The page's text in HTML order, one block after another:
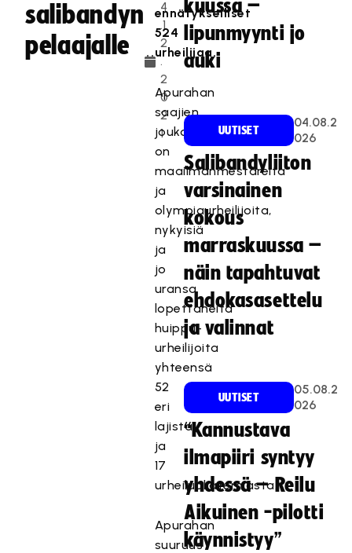
salibandyn
pelaajalle
4
.1
2
.
2
0
2
1
ennätykselliset
524
urheilijaa.
Apurahan
saajien
joukossa
on
maailmanmestareita
ja
olympiaurheilijoita,
nykyisiä
ja
jo
uransa
lopettaneita
huippu-
urheilijoita
yhteensä
52
eri
lajista
ja
17
urheiluakatemiasta.
Apurahan
suuruus
kuussa –
lipunmyynti jo
auki
UUTISET
04.08.2
026
Salibandyliiton
varsinainen
kokous
marraskuussa –
näin tapahtuvat
ehdokasasettelu
ja valinnat
UUTISET
05.08.2
026
“Kannustava
ilmapiiri syntyy
yhdessä – Reilu
Aikuinen -pilotti
käynnistyy”